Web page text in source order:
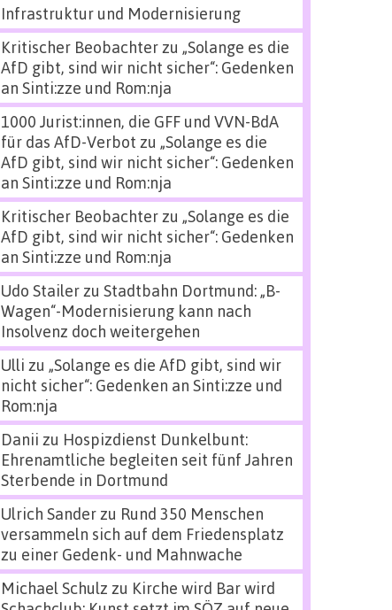
Infrastruktur und Modernisierung
Kritischer Beobachterzu „Solange es die
AfD gibt, sind wir nicht sicher“: Gedenken
an Sinti:zze und Rom:nja
1000 Jurist:innen, die GFF und VVN-BdA
für das AfD-Verbot zu „Solange es die
AfD gibt, sind wir nicht sicher“: Gedenken
an Sinti:zze und Rom:nja
Kritischer Beobachterzu „Solange es die
AfD gibt, sind wir nicht sicher“: Gedenken
an Sinti:zze und Rom:nja
Udo Stailerzu Stadtbahn Dortmund: „B-
Wagen“-Modernisierung kann nach
Insolvenz doch weitergehen
Ulli zu „Solange es die AfD gibt, sind wir
nicht sicher“: Gedenken an Sinti:zze und
Rom:nja
Danii zu Hospizdienst Dunkelbunt:
Ehrenamtliche begleiten seit fünf Jahren
Sterbende in Dortmund
Ulrich Sanderzu Rund 350 Menschen
versammeln sich auf dem Friedensplatz
zu einer Gedenk- und Mahnwache
Michael Schulz zu Kirche wird Bar wird